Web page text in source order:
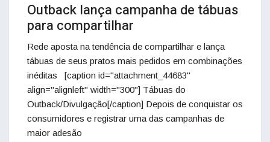
Outback lança campanha de tábuas
para compartilhar
Rede aposta na tendência de compartilhar e lança
tábuas de seus pratos mais pedidos em combinações
inéditas [caption id="attachment_44683"
align="alignleft" width="300"] Tábuas do
Outback/Divulgação[/caption] Depois de conquistar os
consumidores e registrar uma das campanhas de
maior adesão